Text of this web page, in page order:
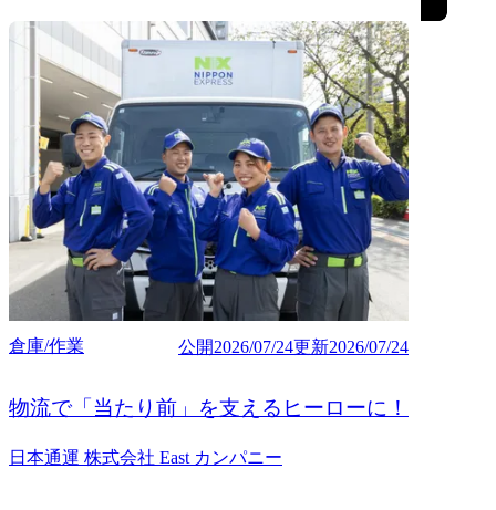
倉庫/作業 公開2026/07/24更新2026/07/24
物流で「当たり前」を支えるヒーローに！
日本通運 株式会社 East カンパニー